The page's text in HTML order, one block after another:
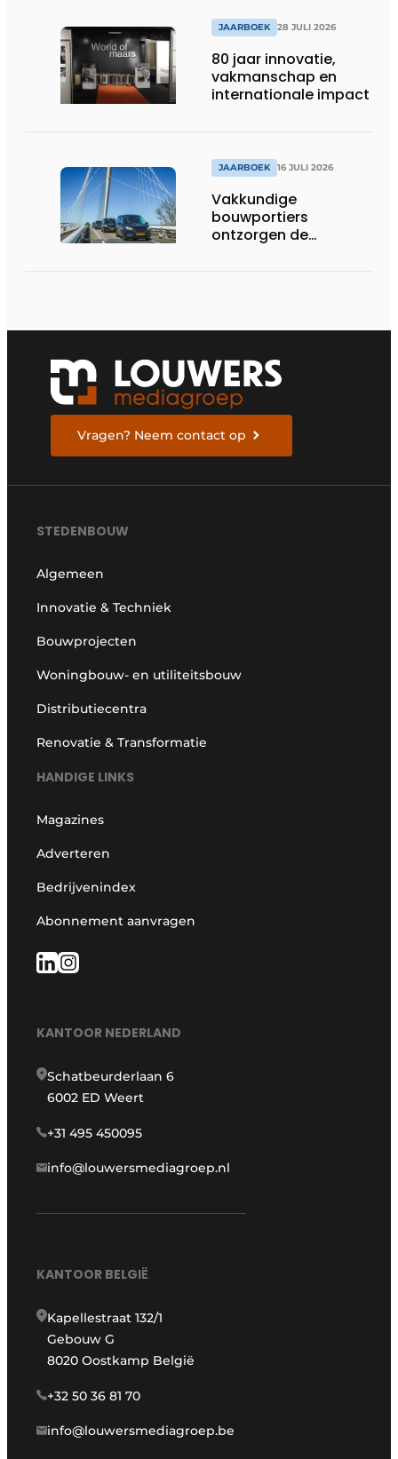
JAARBOEK 28 JULI 2026
80 jaar innovatie,
vakmanschap en
internationale impact
JAARBOEK 16 JULI 2026
Vakkundige
bouwportiers
ontzorgen de
Vragen? Neem contact op
STEDENBOUW
Algemeen
Innovatie & Techniek
Bouwprojecten
Woningbouw- en utiliteitsbouw
Distributiecentra
Renovatie & Transformatie
HANDIGE LINKS
Magazines
Adverteren
Bedrijvenindex
Abonnement aanvragen
KANTOOR NEDERLAND
Schatbeurderlaan 6
6002 ED Weert
+31 495 450095
info@louwersmediagroep.nl
KANTOOR BELGIË
Kapellestraat 132/1
Gebouw G
8020 Oostkamp België
+32 50 36 81 70
info@louwersmediagroep.be